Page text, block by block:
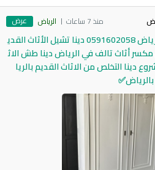
منذ 7 ساعات الرياض عرض
رمي الأثاث القديم بالرياض 0591602058 دينا تشيل الأثاث القدي
أثاث تالف في الرياض دينا طش الاث
دينا التخلص من الاثاث القديم بالريا